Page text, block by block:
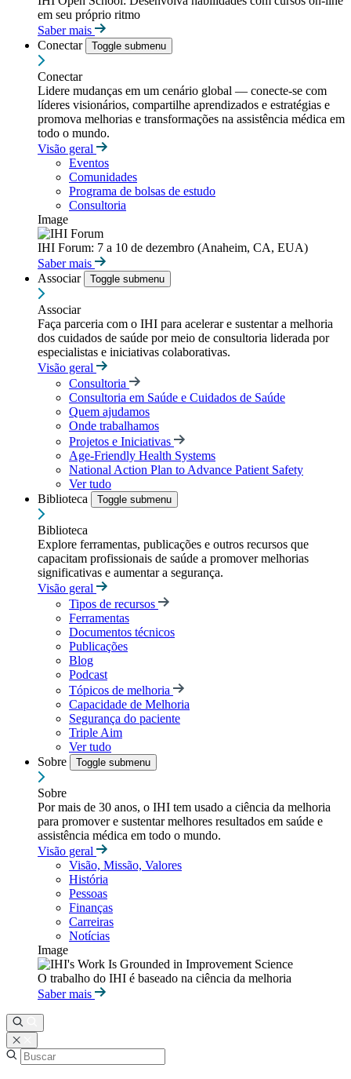
em seu próprio ritmo
Saber mais
Conectar
Toggle submenu
Conectar
Lidere mudanças em um cenário global — conecte-se com
líderes visionários, compartilhe aprendizados e estratégias e
promova melhorias e transformações na assistência médica em
todo o mundo.
Visão geral
Eventos
Comunidades
Programa de bolsas de estudo
Consultoria
Image
IHI Forum: 7 a 10 de dezembro (Anaheim, CA, EUA)
Saber mais
Associar
Toggle submenu
Associar
Faça parceria com o IHI para acelerar e sustentar a melhoria
dos cuidados de saúde por meio de consultoria liderada por
especialistas e iniciativas colaborativas.
Visão geral
Consultoria
Consultoria em Saúde e Cuidados de Saúde
Quem ajudamos
Onde trabalhamos
Projetos e Iniciativas
Age-Friendly Health Systems
National Action Plan to Advance Patient Safety
Ver tudo
Biblioteca
Toggle submenu
Biblioteca
Explore ferramentas, publicações e outros recursos que
capacitam profissionais de saúde a promover melhorias
significativas e aumentar a segurança.
Visão geral
Tipos de recursos
Ferramentas
Documentos técnicos
Publicações
Blog
Podcast
Tópicos de melhoria
Capacidade de Melhoria
Segurança do paciente
Triple Aim
Ver tudo
Sobre
Toggle submenu
Sobre
Por mais de 30 anos, o IHI tem usado a ciência da melhoria
para promover e sustentar melhores resultados em saúde e
assistência médica em todo o mundo.
Visão geral
Visão, Missão, Valores
História
Pessoas
Finanças
Carreiras
Notícias
Image
O trabalho do IHI é baseado na ciência da melhoria
Saber mais